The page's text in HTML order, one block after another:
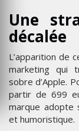
Une
décalée
L’apparition de
marketing qui
sobre d’Apple.
partir de 699
marque adopte
et humoristique.